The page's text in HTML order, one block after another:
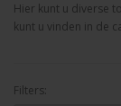
Hier kunt u diverse
kunt u vinden in de
Filters: